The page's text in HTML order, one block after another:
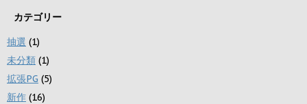
カテゴリー
抽選 (1)
未分類 (1)
拡張PG (5)
新作 (16)